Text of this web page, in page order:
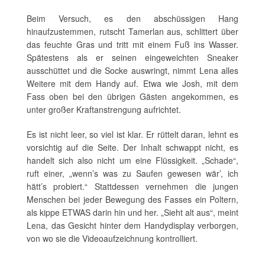
Beim Versuch, es den abschüssigen Hang
hinaufzustemmen, rutscht Tamerlan aus, schlittert über
das feuchte Gras und tritt mit einem Fuß ins Wasser.
Spätestens als er seinen eingeweichten Sneaker
ausschüttet und die Socke auswringt, nimmt Lena alles
Weitere mit dem Handy auf. Etwa wie Josh, mit dem
Fass oben bei den übrigen Gästen angekommen, es
unter großer Kraftanstrengung aufrichtet.
Es ist nicht leer, so viel ist klar. Er rüttelt daran, lehnt es
vorsichtig auf die Seite. Der Inhalt schwappt nicht, es
handelt sich also nicht um eine Flüssigkeit. „Schade“,
ruft einer, „wenn’s was zu Saufen gewesen wär’, ich
hätt’s probiert.“ Stattdessen vernehmen die jungen
Menschen bei jeder Bewegung des Fasses ein Poltern,
als kippe ETWAS darin hin und her. „Sieht alt aus“, meint
Lena, das Gesicht hinter dem Handydisplay verborgen,
von wo sie die Videoaufzeichnung kontrolliert.